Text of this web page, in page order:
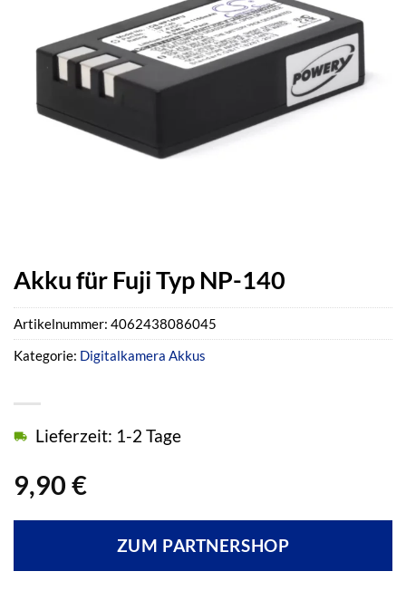
Akku für Fuji Typ NP-140
9,90 €
Lieferzeit: 1-2 Tage
ZUM PARTNERSHOP
Artikelnummer: 4062438086045
Kategorie: Digitalkamera Akkus